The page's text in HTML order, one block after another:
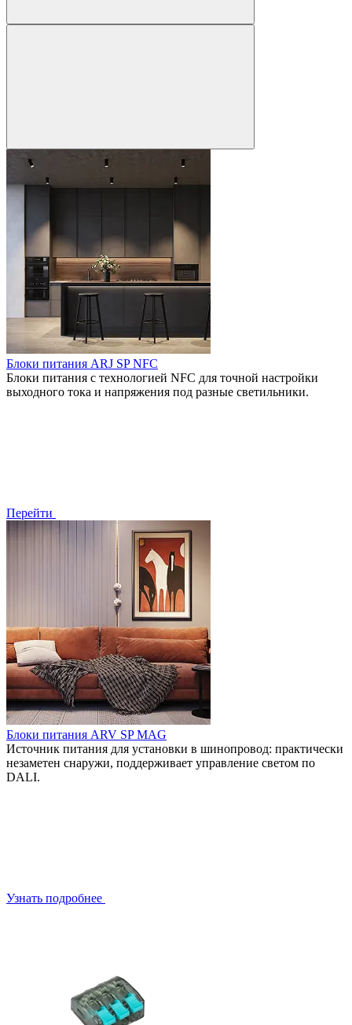
Блоки питания ARJ SP NFC
Блоки питания с технологией NFC для точной настройки
выходного тока и напряжения под разные светильники.
Перейти
Блоки питания ARV SP MAG
Источник питания для установки в шинопровод: практически
незаметен снаружи, поддерживает управление светом по
DALI.
Узнать подробнее